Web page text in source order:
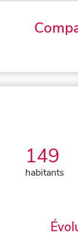
149
habitants